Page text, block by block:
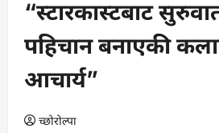
“स्टारकास्टबाट
पहिचान बनाएकी
आचार्य”
च्छोरोल्पा